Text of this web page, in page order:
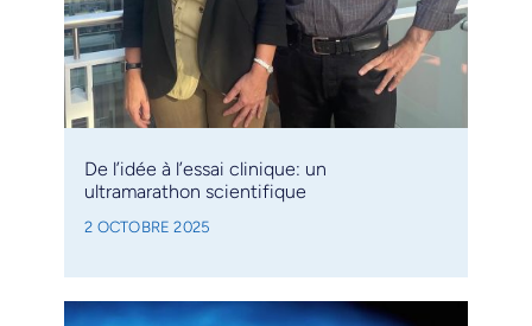
De l’idée à l’essai clinique: un
ultramarathon scientifique
2 OCTOBRE 2025